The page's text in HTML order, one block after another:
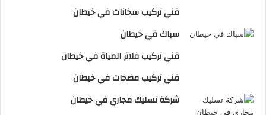
فني تركيب سخانات في خيطان
سباك في خيطان
فني تركيب فلاتر المياة في خيطان
فني تركيب مضخات في خيطان
شركة تسليك مجاري في خيطان